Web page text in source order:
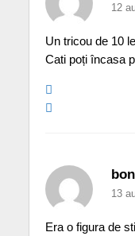
12
Un tricou de 10
Cati poți încasa
13
Era o figura de